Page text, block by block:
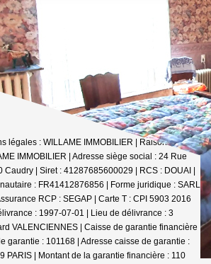
légales : WILLAME IMMOBILIER | Raison
IMMOBILIER | Adresse siège social : 24 Rue
| Siret : 41287685600029 | RCS : DOUAI |
: FR41412876856 | Forme juridique : SARL
RCP : SEGAP | Carte T : CPI 5903 2016
: 1997-07-01 | Lieu de délivrance : 3
VALENCIENNES | Caisse de garantie financière
garantie : 101168 | Adresse caisse de garantie :
PARIS | Montant de la garantie financière : 110